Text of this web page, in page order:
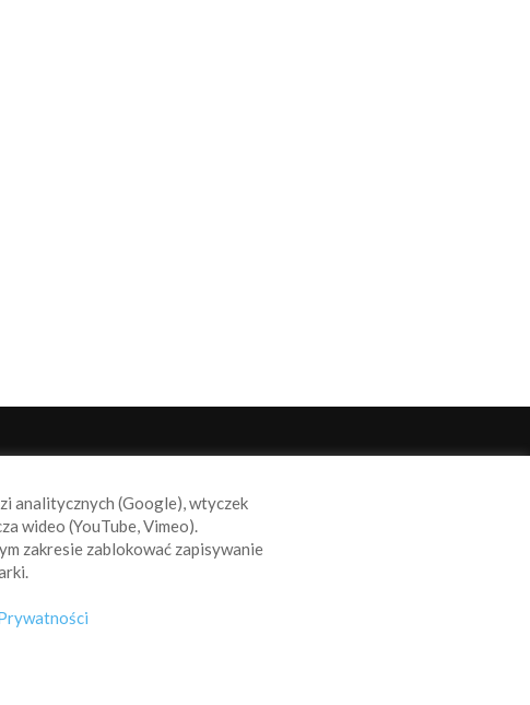
analitycznych (Google), wtyczek
wideo (YouTube, Vimeo).
zakresie zablokować zapisywanie